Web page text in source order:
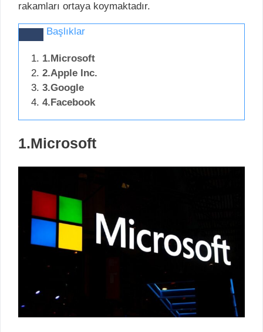
rakamları ortaya koymaktadır.
Başlıklar
1.Microsoft
2.Apple Inc.
3.Google
4.Facebook
1.Microsoft